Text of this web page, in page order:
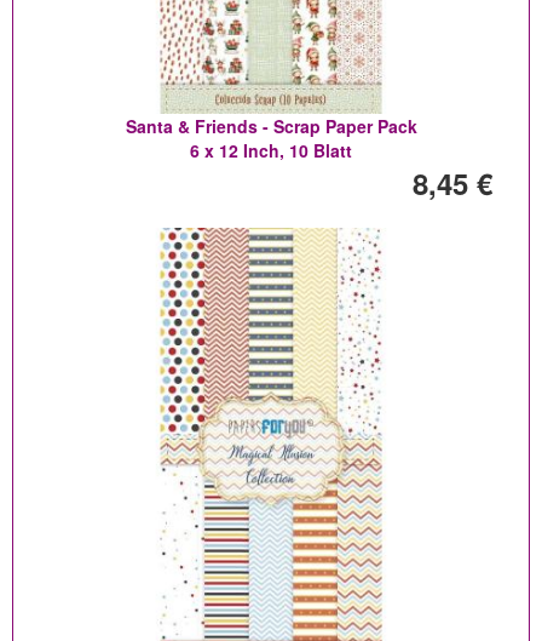
Santa & Friends - Scrap Paper Pack
6 x 12 Inch, 10 Blatt
8,45 €